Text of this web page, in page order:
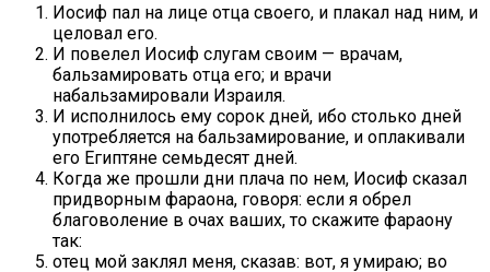
Иосиф пал на лице отца своего, и плакал над ним, и
целовал его.
И повелел Иосиф слугам своим — врачам,
бальзамировать отца его; и врачи
набальзамировали Израиля.
И исполнилось ему сорок дней, ибо столько дней
употребляется на бальзамирование, и оплакивали
его Египтяне семьдесят дней.
Когда же прошли дни плача по нем, Иосиф сказал
придворным фараона, говоря: если я обрел
благоволение в очах ваших, то скажите фараону
так:
отец мой заклял меня, сказав: вот, я умираю; во